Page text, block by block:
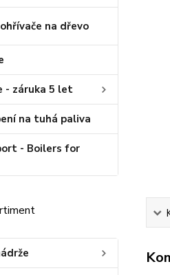
na dřevo
- záruka 5 let
na tuhá paliva
- Boilers for